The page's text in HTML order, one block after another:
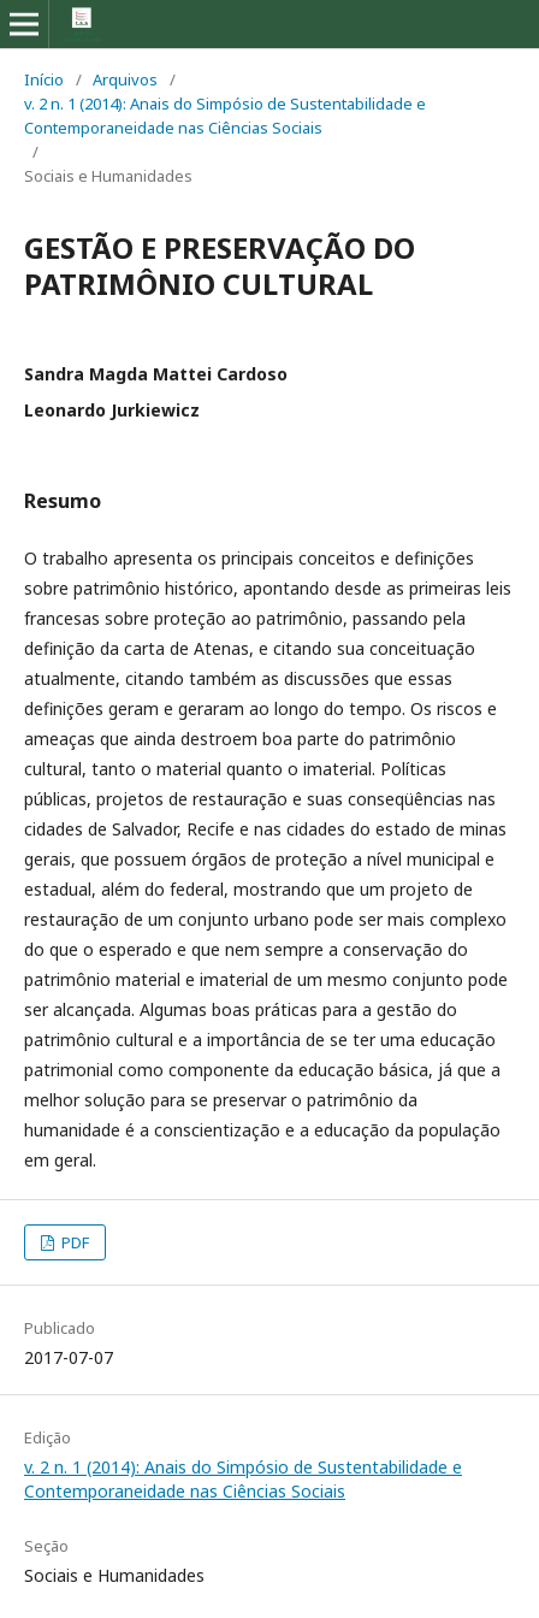
Início / Arquivos
/
v. 2 n. 1 (2014): Anais do Simpósio de Sustentabilidade e
Contemporaneidade nas Ciências Sociais
/
Sociais e Humanidades
GESTÃO E PRESERVAÇÃO DO
PATRIMÔNIO CULTURAL
Sandra Magda Mattei Cardoso
Leonardo Jurkiewicz
Resumo
O trabalho apresenta os principais conceitos e definições
sobre patrimônio histórico, apontando desde as primeiras leis
francesas sobre proteção ao patrimônio, passando pela
definição da carta de Atenas, e citando sua conceituação
atualmente, citando também as discussões que essas
definições geram e geraram ao longo do tempo. Os riscos e
ameaças que ainda destroem boa parte do patrimônio
cultural, tanto o material quanto o imaterial. Políticas
públicas, projetos de restauração e suas conseqüências nas
cidades de Salvador, Recife e nas cidades do estado de minas
gerais, que possuem órgãos de proteção a nível municipal e
estadual, além do federal, mostrando que um projeto de
restauração de um conjunto urbano pode ser mais complexo
do que o esperado e que nem sempre a conservação do
patrimônio material e imaterial de um mesmo conjunto pode
ser alcançada. Algumas boas práticas para a gestão do
patrimônio cultural e a importância de se ter uma educação
patrimonial como componente da educação básica, já que a
melhor solução para se preservar o patrimônio da
humanidade é a conscientização e a educação da população
em geral.
PDF
Publicado
2017-07-07
Edição
v. 2 n. 1 (2014): Anais do Simpósio de Sustentabilidade e
Contemporaneidade nas Ciências Sociais
Seção
Sociais e Humanidades